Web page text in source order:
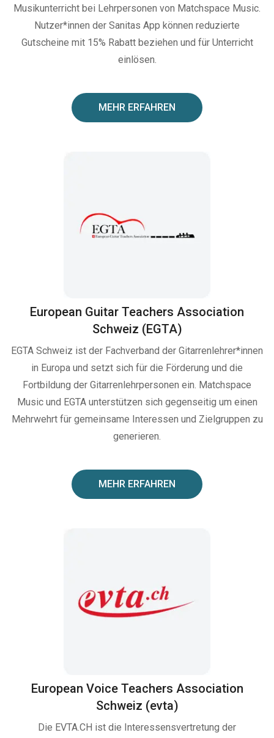
Musikunterricht bei Lehrpersonen von Matchspace Music.
Nutzer*innen der Sanitas App können reduzierte
Gutscheine mit 15% Rabatt beziehen und für Unterricht
einlösen.
MEHR ERFAHREN
European Guitar Teachers Association
Schweiz (EGTA)
EGTA Schweiz ist der Fachverband der Gitarrenlehrer*innen
in Europa und setzt sich für die Förderung und die
Fortbildung der Gitarrenlehrpersonen ein. Matchspace
Music und EGTA unterstützen sich gegenseitig um einen
Mehrwehrt für gemeinsame Interessen und Zielgruppen zu
generieren.
MEHR ERFAHREN
European Voice Teachers Association
Schweiz (evta)
Die EVTA.CH ist die Interessensvertretung der